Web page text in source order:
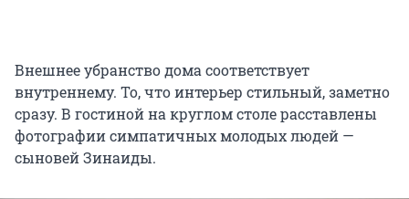
Внешнее убранство дома соответствует
внутреннему. То, что интерьер стильный, заметно
сразу. В гостиной на круглом столе расставлены
фотографии симпатичных молодых людей —
сыновей Зинаиды.